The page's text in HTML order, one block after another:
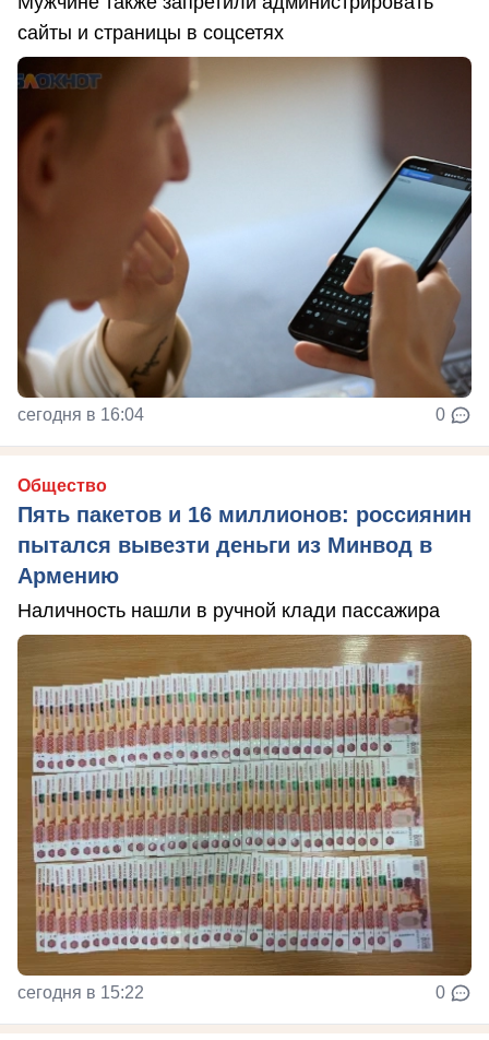
сайты и страницы в соцсетях
сегодня в 16:04 0
Общество
Пять пакетов и 16 миллионов: россиянин
пытался вывезти деньги из Минвод в
Армению
Наличность нашли в ручной клади пассажира
сегодня в 15:22 0